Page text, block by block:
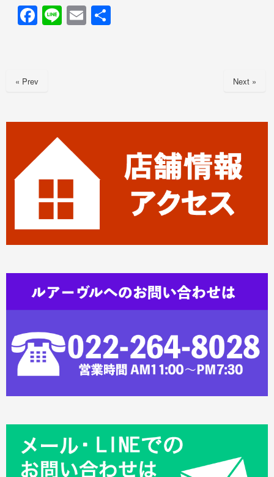
F
a
e
k
Li
n
E
m
« Prev Next »